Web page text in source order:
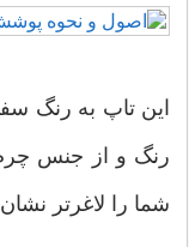
این تاپ به رنگ
رنگ و از جنس
شما را لاغرتر